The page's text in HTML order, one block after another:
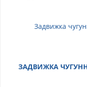
ЗАДВИЖКА